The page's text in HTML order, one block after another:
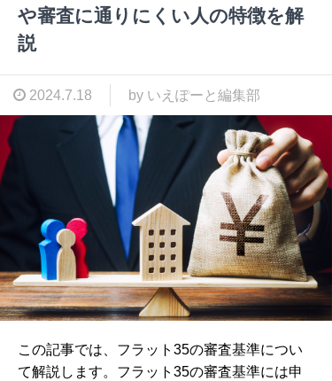
や審査に通りにくい人の特徴を解
説
2024.7.18 by いえぽーと編集部
この記事では、フラット35の審査基準につい
て解説します。フラット35の審査基準には申